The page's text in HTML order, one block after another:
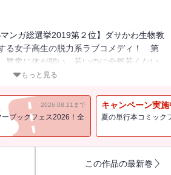
マンガ総選挙2019第２位】ダサかわ生物教
る女子高生の脱力系ラブコメディ！ 第
異常に体が弱い、若いのに全然若くない
な、"たぶんモテない"ほむら先生のことが
。ほむら先生を想う気持ちを募らせる蓮
いを寄せるクラスメイトの早苗くん。そ
胸に、二度目の文化祭、そして修学旅行
エピソードを60P以上収録。【電子特典：
もっと見る
2026.08.11まで
ーブックフェス2026！全
キャンペーン実施
夏の単行本コミック
この作品の最新巻